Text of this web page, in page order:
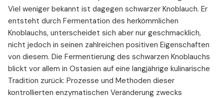
Viel weniger bekannt ist dagegen schwarzer Knoblauch. Er
entsteht durch Fermentation des herkömmlichen
Knoblauchs, unterscheidet sich aber nur geschmacklich,
nicht jedoch in seinen zahlreichen positiven Eigenschaften
von diesem. Die Fermentierung des schwarzen Knoblauchs
blickt vor allem in Ostasien auf eine langjährige kulinarische
Tradition zurück: Prozesse und Methoden dieser
kontrollierten enzymatischen Veränderung zwecks